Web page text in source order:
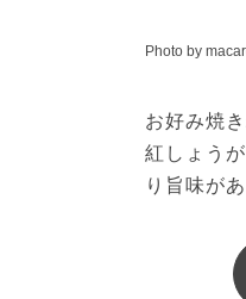
Photo by
お好み焼
紅しょう
り旨味が